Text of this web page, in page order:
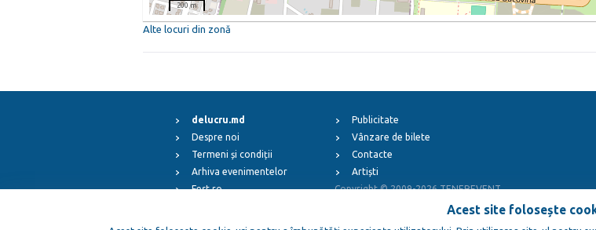
200 m
Alte locuri din zonă
delucru.md
Despre noi
Termeni și condiții
Arhiva evenimentelor
Fest.ro
Publicitate
Vânzare de bilete
Contacte
Artiști
Copyright © 2009-2026TENEREVENT
Acest site folosește